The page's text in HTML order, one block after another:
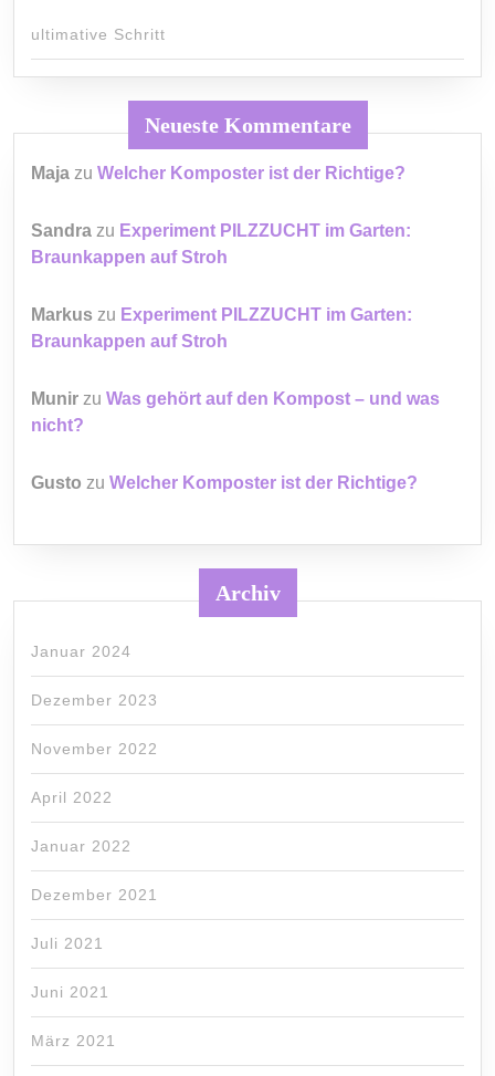
ultimative Schritt
Neueste Kommentare
Maja zu Welcher Komposter ist der Richtige?
Sandra zu Experiment PILZZUCHT im Garten:
Braunkappen auf Stroh
Markus zu Experiment PILZZUCHT im Garten:
Braunkappen auf Stroh
Munir zu Was gehört auf den Kompost – und was
nicht?
Gusto zu Welcher Komposter ist der Richtige?
Archiv
Januar 2024
Dezember 2023
November 2022
April 2022
Januar 2022
Dezember 2021
Juli 2021
Juni 2021
März 2021